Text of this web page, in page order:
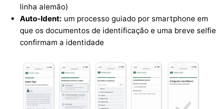
linha alemão)
Auto-Ident: um processo guiado por smartphone em
que os documentos de identificação e uma breve selfie
confirmam a identidade